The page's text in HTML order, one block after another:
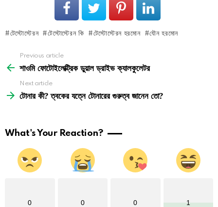
টেস্টোস্টেরন টেস্টোস্টেরন কি টেস্টোস্টেরন হরমোন যৌন হরমোন
more
Previous article
শাওমি ফোটোইলেক্ট্রিক ডুয়াল ড্রাইভ ক্যালকুলেটর
Next article
টোনার কী? ত্বকের যত্নে টোনারের গুরুত্ব জানেন তো?
What's Your Reaction?
0 0 0 1